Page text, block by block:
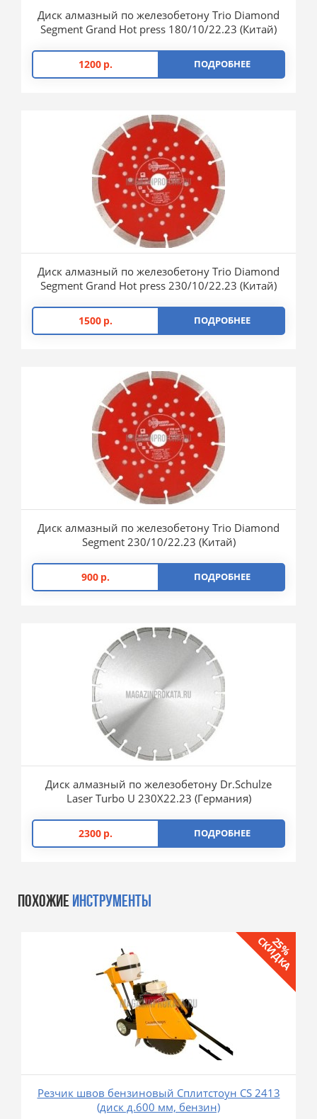
Диск алмазный по железобетону Trio Diamond
Segment Grand Hot press 180/10/22.23 (Китай)
1200 р. ПОДРОБНЕЕ
Диск алмазный по железобетону Trio Diamond
Segment Grand Hot press 230/10/22.23 (Китай)
1500 р. ПОДРОБНЕЕ
Диск алмазный по железобетону Trio Diamond
Segment 230/10/22.23 (Китай)
900 р. ПОДРОБНЕЕ
Диск алмазный по железобетону Dr.Schulze
Laser Turbo U 230X22.23 (Германия)
2300 р. ПОДРОБНЕЕ
ПОХОЖИЕ ИНСТРУМЕНТЫ
25%
СКИДКА
Резчик швов бензиновый Сплитстоун CS 2413
(диск д.600 мм, бензин)